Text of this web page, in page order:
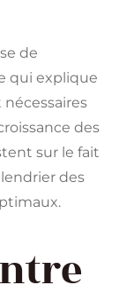
de
qui explique
des
sur le fait
des